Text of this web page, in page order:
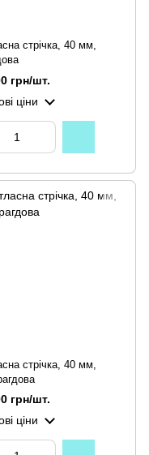
стрічка, 40 мм,
грн/шт.
ціни
стрічка, 40 мм,
грн/шт.
ціни